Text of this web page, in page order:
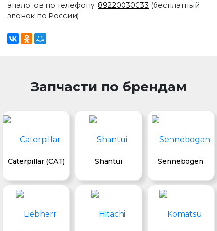
аналогов по телефону: 89220030033 (бесплатный
звонок по России).
Запчасти по брендам
Caterpillar (CAT) Shantui Sennebogen